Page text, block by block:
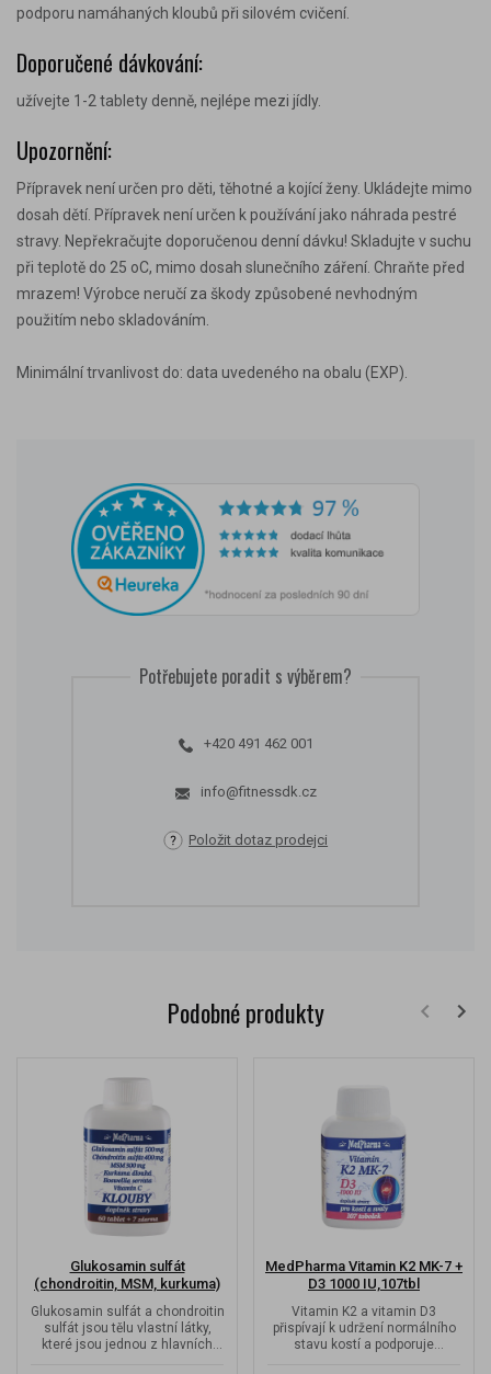
podporu namáhaných kloubů při silovém cvičení.
Doporučené dávkování:
užívejte 1-2 tablety denně, nejlépe mezi jídly.
Upozornění:
Přípravek není určen pro děti, těhotné a kojící ženy. Ukládejte mimo
dosah dětí. Přípravek není určen k používání jako náhrada pestré
stravy. Nepřekračujte doporučenou denní dávku! Skladujte v suchu
při teplotě do 25 oC, mimo dosah slunečního záření. Chraňte před
mrazem! Výrobce neručí za škody způsobené nevhodným
použitím nebo skladováním.
Minimální trvanlivost do: data uvedeného na obalu (EXP).
Potřebujete poradit s výběrem?
+420 491 462 001
info@fitnessdk.cz
Položit dotaz prodejci
Podobné produkty
Glukosamin sulfát
(chondroitin, MSM, kurkuma)
KLOUBY
Glukosamin sulfát a chondroitin
sulfát jsou tělu vlastní látky,
které jsou jednou z hlavních
MedPharma Vitamin K2 MK-7 +
D3 1000 IU,107tbl
Vitamin K2 a vitamin D3
přispívají k udržení normálního
stavu kostí a podporuje